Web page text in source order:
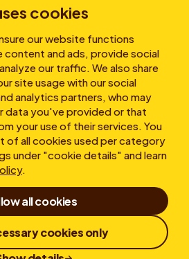
cookies
our website functions
content and ads, provide social
our traffic. We also share
site usage with our social
analytics partners, who may
data you've provided or that
your use of their services. You
of all cookies used per category
under "cookie details" and learn
.
all cookies
cookies only
d'ús
Confidencialidad Cookies
Divulgación Responsable